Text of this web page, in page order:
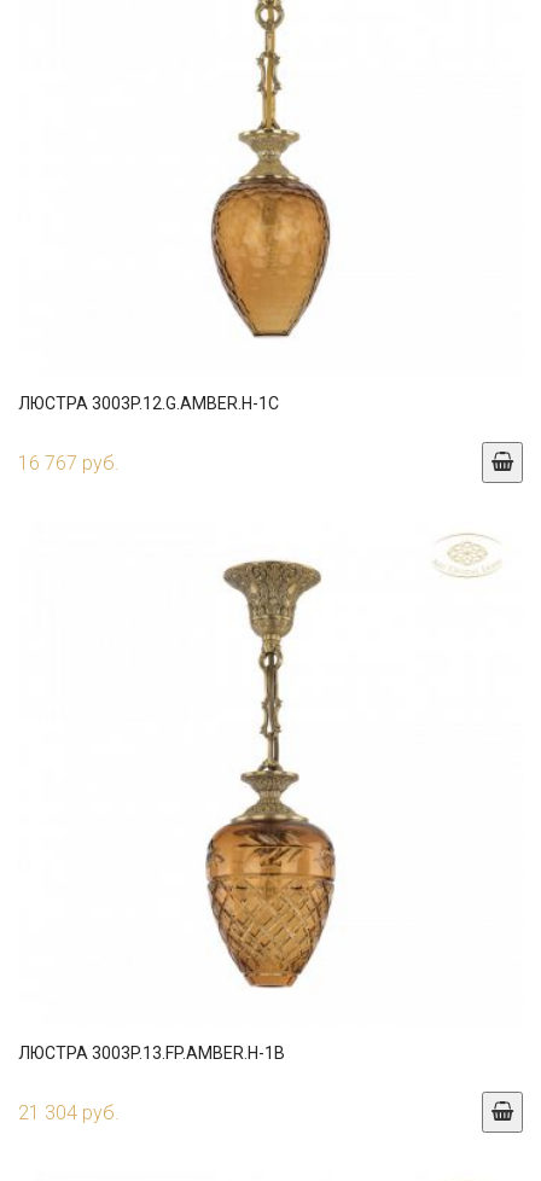
ЛЮСТРА 3003P.12.G.AMBER.H-1C
16 767 руб.
ЛЮСТРА 3003P.13.FP.AMBER.H-1B
21 304 руб.